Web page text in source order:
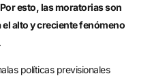
Por esto, las moratorias son
alto y creciente fenómeno
políticas previsionales